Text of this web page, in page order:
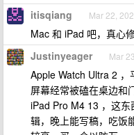
itisqiang Mar 22,
Mac 和 iPad 吧，真心
Justinyeager Mar
Apple Watch Ultra 2 ，
屏幕经常被磕在桌边和
iPad Pro M4 13 ，这
辑，晚上能写稿，吃饭